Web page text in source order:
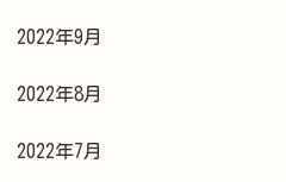
2022年9月
2022年8月
2022年7月